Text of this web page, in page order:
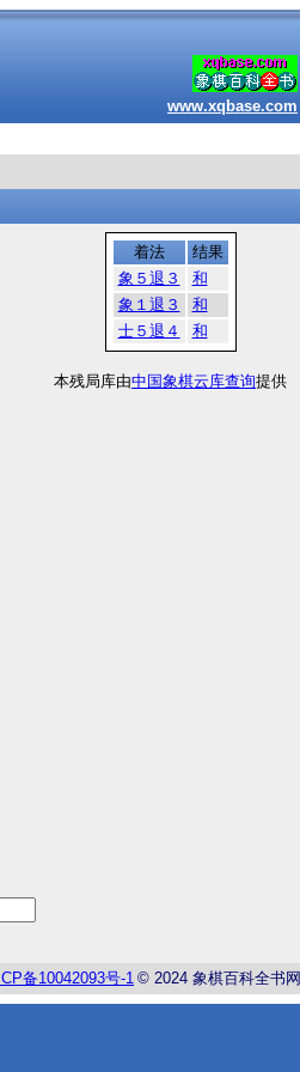
www.xqbase.com
着法
结果
象５退３
和
象１退３
和
士５退４
和
本残局库由中国象棋云库查询提供
ICP备10042093号-1 © 2024 象棋百科全书网